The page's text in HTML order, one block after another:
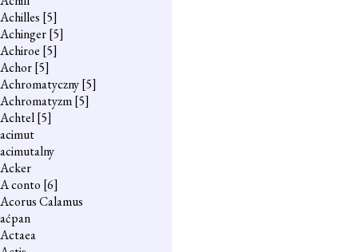
Achilles [5]
Achinger[5]
Achiroe [5]
Achor[5]
Achromatyczny[5]
Achromatyzm[5]
Achtel[5]
acimut
acimutalny
Acker
A conto [6]
Acorus Calamus
aćpan
Actaea